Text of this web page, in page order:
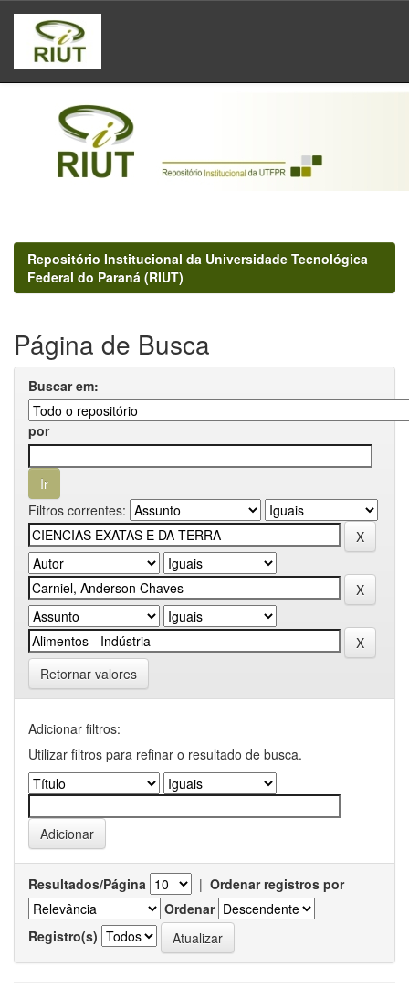
Skip
navigation
Repositório Institucional da Universidade Tecnológica
Federal do Paraná (RIUT)
Página de Busca
Buscar em:
por
Filtros correntes:
Retornar valores
Adicionar filtros:
Utilizar filtros para refinar o resultado de busca.
Resultados/Página | Ordenar registros por
Ordenar
Registro(s)